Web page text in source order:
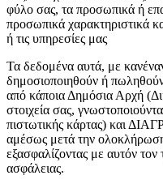
φύλο σας, τα προσωπικά ή
προσωπικά χαρακτηριστικά
ή τις υπηρεσίες μας
Τα δεδομένα αυτά, με
δημοσιοποιηθούν ή πωληθούν
από κάποια Δημόσια Αρχή
στοιχεία σας,
πιστωτικής κάρτας) και
αμέσως μετά την
εξασφαλίζοντας με αυτόν
ασφάλειας.